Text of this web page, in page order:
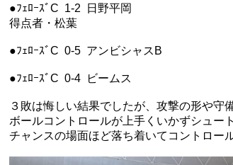
●ﾌｪﾛｰｽﾞC 1-2 日野平岡
得点者・松葉
●ﾌｪﾛｰｽﾞC 0-5 アンビシャスB
●ﾌｪﾛｰｽﾞC 0-4 ビームス
３敗は悔しい結果でしたが、攻撃の形や守
ボールコントロールが上手くいかずシュー
チャンスの場面ほど落ち着いてコントロー